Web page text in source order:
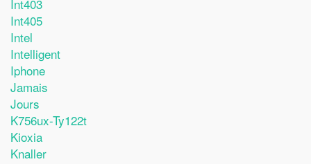
Int403
Int405
Intel
Intelligent
Iphone
Jamais
Jours
K756ux-Ty122t
Kioxia
Knaller